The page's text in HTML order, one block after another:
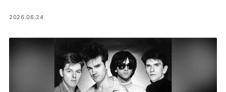
2026.06.24